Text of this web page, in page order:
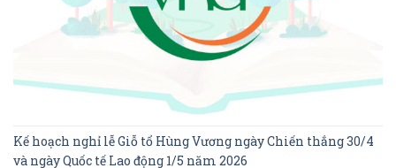
Kế hoạch nghỉ lễ Giỗ tổ Hùng Vương ngày Chiến thắng 30/4
và ngày Quốc tế Lao động 1/5 năm 2026